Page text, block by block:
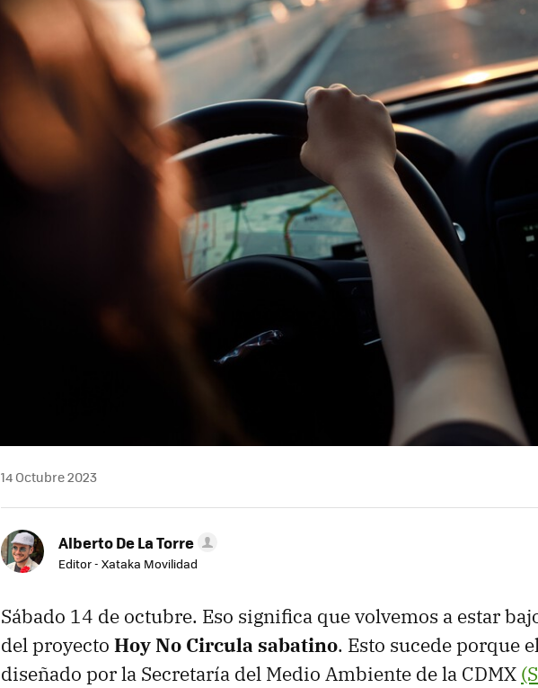
14 Octubre 2023
Alberto De La Torre
Editor - Xataka Movilidad
Sábado 14 de octubre. Eso significa que volvemos a estar
del proyecto Hoy No Circula sabatino. Esto sucede porque
diseñado por la Secretaría del Medio Ambiente de la CDMX